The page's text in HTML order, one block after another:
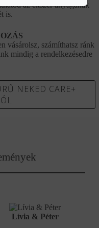
az ékszer anyagának
is.
vásárolsz, számíthatsz ránk
mindig a rendelkezésedre
NEKED CARE+
Lívia & Péter